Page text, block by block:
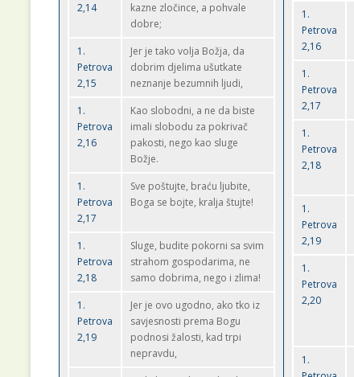
2,14
kazne zločince, a pohvale
dobre;
1.
Petrova
2,15
Jer je tako volja Božja, da
dobrim djelima ušutkate
neznanje bezumnih ljudi,
1.
Petrova
2,16
Kao slobodni, a ne da biste
imali slobodu za pokrivač
pakosti, nego kao sluge
Božje.
1.
Petrova
2,17
Sve poštujte, braću ljubite,
Boga se bojte, kralja štujte!
1.
Petrova
2,18
Sluge, budite pokorni sa svim
strahom gospodarima, ne
samo dobrima, nego i zlima!
1.
Petrova
2,19
Jer je ovo ugodno, ako tko iz
savjesnosti prema Bogu
podnosi žalosti, kad trpi
nepravdu,
1.
Petrova
2,16
1.
Petrova
2,17
1.
Petrova
2,18
1.
Petrova
2,19
1.
Petrova
2,20
1.